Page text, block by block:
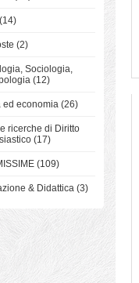
(2)
Sociologia,
(12)
ed economia (26)
ricerche di Diritto
(17)
(109)
& Didattica (3)